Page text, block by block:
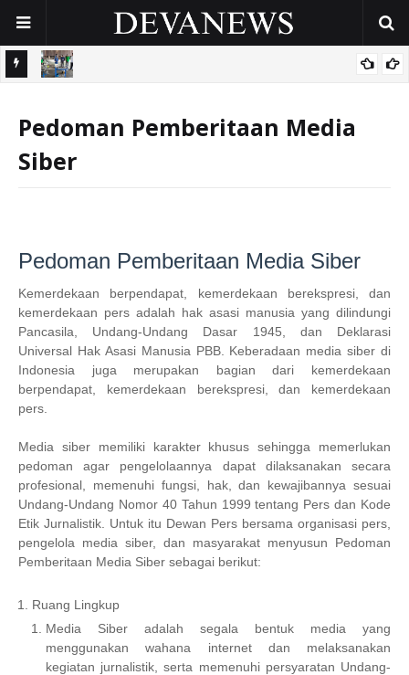
Bahan Bakar Cair Lewat Pirolisis ITS
Pedoman Pemberitaan Media
Siber
Pedoman Pemberitaan Media Siber
Kemerdekaan berpendapat, kemerdekaan berekspresi, dan
kemerdekaan pers adalah hak asasi manusia yang dilindungi
Pancasila, Undang-Undang Dasar 1945, dan Deklarasi
Universal Hak Asasi Manusia PBB. Keberadaan media siber di
Indonesia juga merupakan bagian dari kemerdekaan
berpendapat, kemerdekaan berekspresi, dan kemerdekaan
pers.
Media siber memiliki karakter khusus sehingga memerlukan
pedoman agar pengelolaannya dapat dilaksanakan secara
profesional, memenuhi fungsi, hak, dan kewajibannya sesuai
Undang-Undang Nomor 40 Tahun 1999 tentang Pers dan Kode
Etik Jurnalistik. Untuk itu Dewan Pers bersama organisasi pers,
pengelola media siber, dan masyarakat menyusun Pedoman
Pemberitaan Media Siber sebagai berikut:
Ruang Lingkup
Media Siber adalah segala bentuk media yang
menggunakan wahana internet dan melaksanakan
kegiatan jurnalistik, serta memenuhi persyaratan Undang-